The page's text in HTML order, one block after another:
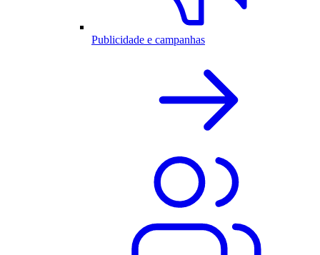
Publicidade e campanhas